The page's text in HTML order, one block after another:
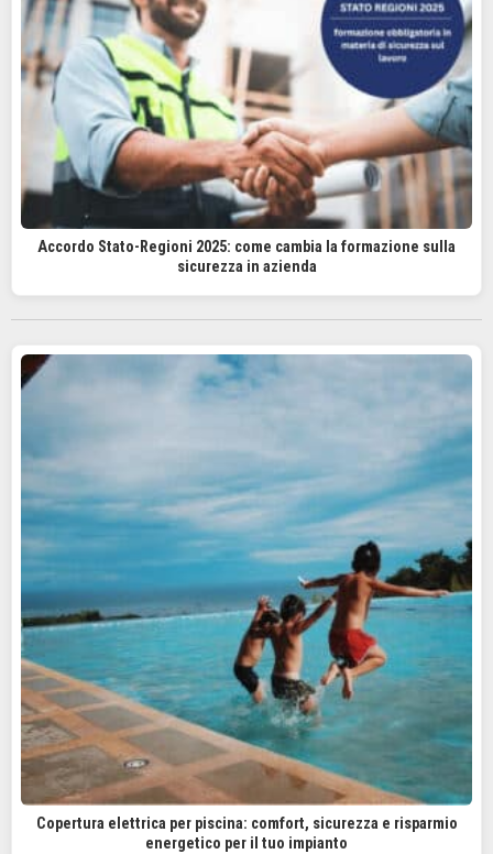
Accordo Stato-Regioni 2025: come cambia la formazione sulla
sicurezza in azienda
Copertura elettrica per piscina: comfort, sicurezza e risparmio
energetico per il tuo impianto